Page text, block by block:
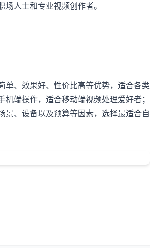
人士和专业视频创作者。
单、效果好、性价比高等优势，适合各类
端操作，适合移动端视频处理爱好者；
、设备以及预算等因素，选择最适合自